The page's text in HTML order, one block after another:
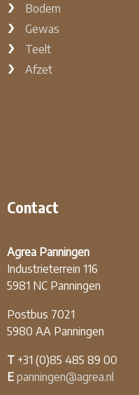
Bodem
Gewas
Teelt
Afzet
Contact
Agrea Panningen
Industrieterrein 116
5981 NC Panningen
Postbus 7021
5980 AA Panningen
T +31 (0)85 485 89 00
E panningen@agrea.nl